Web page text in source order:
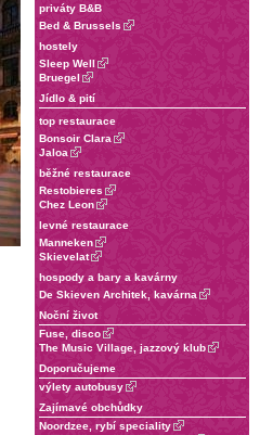
priváty B&B
Bed & Brussels
hostely
Sleep Well
Bruegel
Jídlo & pití
top restaurace
Bonsoir Clara
Jaloa
běžné restaurace
Restobieres
Chez Leon
levné restaurace
Manneken
Skievelat
hospody a bary a kavárny
De Skieven Architek, kavárna
Noční život
Fuse, disco
The Music Village, jazzový klub
Doporučujeme
výlety autobusy
Zajímavé obchůdky
Noordzee, rybí speciality